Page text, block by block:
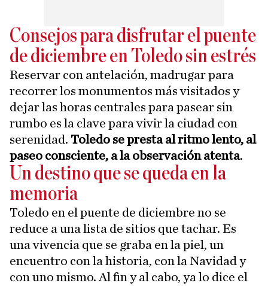
Consejos para disfrutar el puente
de diciembre en Toledo sin estrés
Reservar con antelación, madrugar para
recorrer los monumentos más visitados y
dejar las horas centrales para pasear sin
rumbo es la clave para vivir la ciudad con
serenidad. Toledo se presta al ritmo lento, al
paseo consciente, a la observación atenta.
Un destino que se queda en la
memoria
Toledo en el puente de diciembre no se
reduce a una lista de sitios que tachar. Es
una vivencia que se graba en la piel, un
encuentro con la historia, con la Navidad y
con uno mismo. Al fin y al cabo, ya lo dice el